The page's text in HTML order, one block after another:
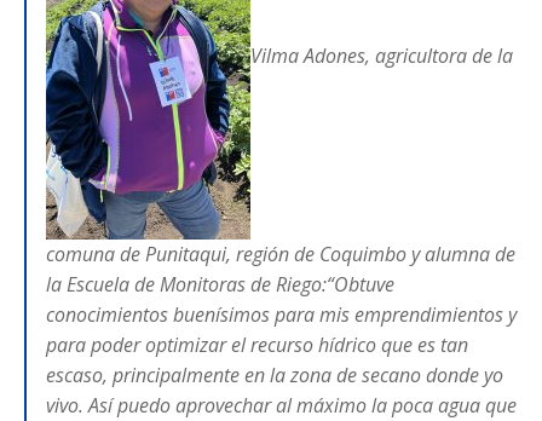
Vilma Adones, agricultora de la
comuna de Punitaqui, región de Coquimbo y alumna de
la Escuela de Monitoras de Riego:“Obtuve
conocimientos buenísimos para mis emprendimientos y
para poder optimizar el recurso hídrico que es tan
escaso, principalmente en la zona de secano donde yo
vivo. Así puedo aprovechar al máximo la poca agua que